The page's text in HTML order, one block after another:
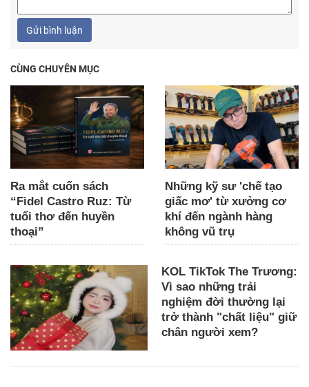
Gửi bình luận
CÙNG CHUYÊN MỤC
Ra mắt cuốn sách
“Fidel Castro Ruz: Từ
tuổi thơ đến huyền
thoại”
Những kỹ sư 'chế tạo
giấc mơ' từ xưởng cơ
khí đến ngành hàng
không vũ trụ
KOL TikTok The Trương:
Vì sao những trải
nghiệm đời thường lại
trở thành "chất liệu" giữ
chân người xem?